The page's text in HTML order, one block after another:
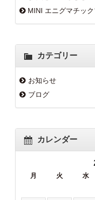
MINI エニグマチッ
カテゴリー
お知らせ
ブログ
カレンダー
月 火 水